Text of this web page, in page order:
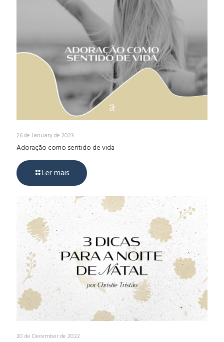
26 de January de 2023
Adoração como sentido de vida
Ler mais
20 de December de 2022